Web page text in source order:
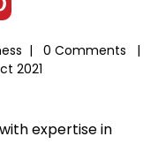
|
0 Comments |
2021
expertise in